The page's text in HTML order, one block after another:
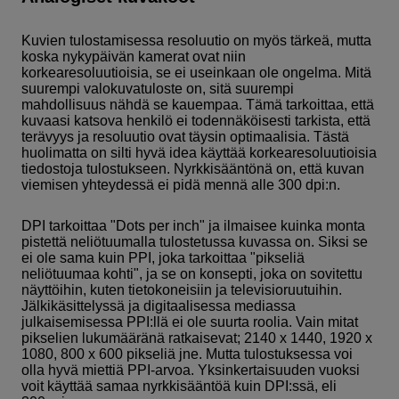
Kuvien tulostamisessa resoluutio on myös tärkeä, mutta
koska nykypäivän kamerat ovat niin
korkearesoluutioisia, se ei useinkaan ole ongelma. Mitä
suurempi valokuvatuloste on, sitä suurempi
mahdollisuus nähdä se kauempaa. Tämä tarkoittaa, että
kuvaasi katsova henkilö ei todennäköisesti tarkista, että
terävyys ja resoluutio ovat täysin optimaalisia. Tästä
huolimatta on silti hyvä idea käyttää korkearesoluutioisia
tiedostoja tulostukseen. Nyrkkisääntönä on, että kuvan
viemisen yhteydessä ei pidä mennä alle 300 dpi:n.
DPI tarkoittaa "Dots per inch" ja ilmaisee kuinka monta
pistettä neliötuumalla tulostetussa kuvassa on. Siksi se
ei ole sama kuin PPI, joka tarkoittaa "pikseliä
neliötuumaa kohti", ja se on konsepti, joka on sovitettu
näyttöihin, kuten tietokoneisiin ja televisioruutuihin.
Jälkikäsittelyssä ja digitaalisessa mediassa
julkaisemisessa PPI:llä ei ole suurta roolia. Vain mitat
pikselien lukumääränä ratkaisevat; 2140 x 1440, 1920 x
1080, 800 x 600 pikseliä jne. Mutta tulostuksessa voi
olla hyvä miettiä PPI-arvoa. Yksinkertaisuuden vuoksi
voit käyttää samaa nyrkkisääntöä kuin DPI:ssä, eli